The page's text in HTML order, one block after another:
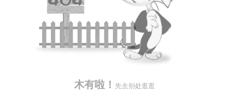
木有啦！ 先去别处逛逛